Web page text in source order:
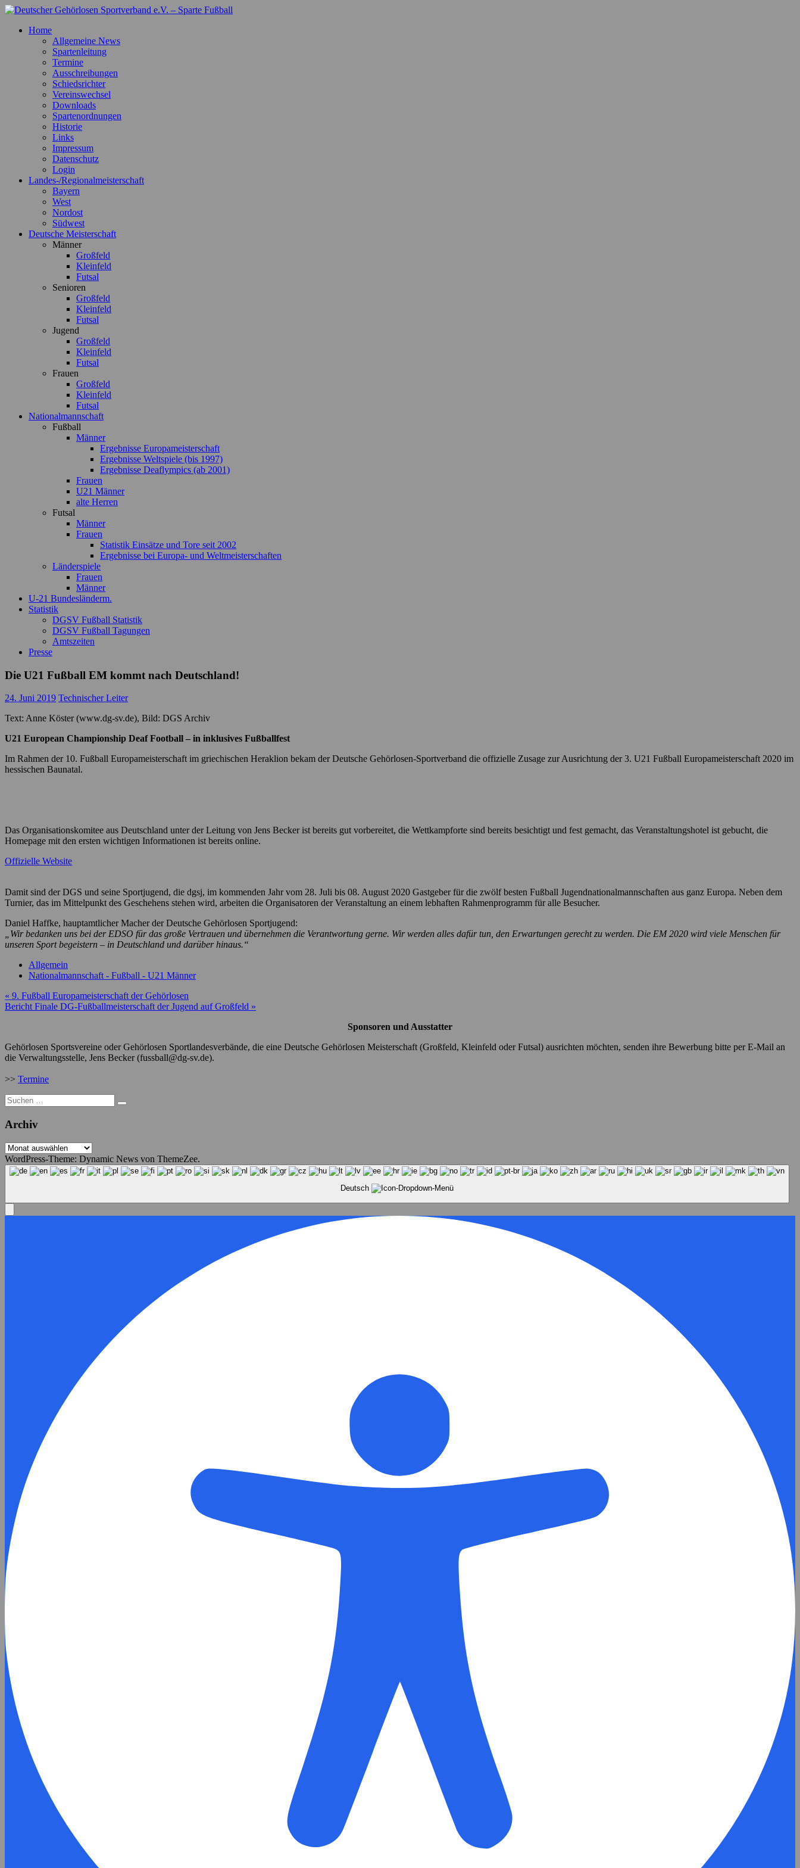
Zum
springen
Deutscher Gehörlosen Sportverband e.V. – Sparte Fußball
Offizielle Webseite der Sparte Fußball
Home
Allgemeine News
Spartenleitung
Termine
Ausschreibungen
Schiedsrichter
Vereinswechsel
Downloads
Spartenordnungen
Historie
Links
Impressum
Datenschutz
Login
Landes-/Regionalmeisterschaft
Bayern
West
Nordost
Südwest
Deutsche Meisterschaft
Männer
Großfeld
Kleinfeld
Futsal
Senioren
Großfeld
Kleinfeld
Futsal
Jugend
Großfeld
Kleinfeld
Futsal
Frauen
Großfeld
Kleinfeld
Futsal
Nationalmannschaft
Fußball
Männer
Ergebnisse Europameisterschaft
Ergebnisse Weltspiele (bis 1997)
Ergebnisse Deaflympics (ab 2001)
Frauen
U21 Männer
alte Herren
Futsal
Männer
Frauen
Statistik Einsätze und Tore seit 2002
Ergebnisse bei Europa- und Weltmeisterschaften
Länderspiele
Frauen
Männer
U-21 Bundesländerm.
Statistik
DGSV Fußball Statistik
DGSV Fußball Tagungen
Amtszeiten
Presse
Die U21 Fußball EM kommt nach Deutschland!
24. Juni 2019 Technischer Leiter
Text: Anne Köster (www.dg-sv.de), Bild: DGS Archiv
U21 European Championship Deaf Football – in inklusives Fußballfest
Im Rahmen der 10. Fußball Europameisterschaft im griechischen Heraklion bekam der Deutsche Gehörlosen-Sportverband die offizielle Zusage zur Ausrichtung der 3. U21 Fußball Europameisterschaft 2020 im
hessischen Baunatal.
Das Organisationskomitee aus Deutschland unter der Leitung von Jens Becker ist bereits gut vorbereitet, die Wettkampforte sind bereits besichtigt und fest gemacht, das Veranstaltungshotel ist gebucht, die
Homepage mit den ersten wichtigen Informationen ist bereits online.
Offizielle Website
Damit sind der DGS und seine Sportjugend, die dgsj, im kommenden Jahr vom 28. Juli bis 08. August 2020 Gastgeber für die zwölf besten Fußball Jugendnationalmannschaften aus ganz Europa. Neben dem
Turnier, das im Mittelpunkt des Geschehens stehen wird, arbeiten die Organisatoren der Veranstaltung an einem lebhaften Rahmenprogramm für alle Besucher.
Daniel Haffke, hauptamtlicher Macher der Deutsche Gehörlosen Sportjugend:
„Wir bedanken uns bei der EDSO für das große Vertrauen und übernehmen die Verantwortung gerne. Wir werden alles dafür tun, den Erwartungen gerecht zu werden. Die EM 2020 wird viele Menschen für
unseren Sport begeistern – in Deutschland und darüber hinaus.“
Allgemein
Nationalmannschaft - Fußball - U21 Männer
Beitragsnavigation
« 9. Fußball Europameisterschaft der Gehörlosen
Bericht Finale DG-Fußballmeisterschaft der Jugend auf Großfeld »
Sponsoren und Ausstatter
Gehörlosen Sportsvereine oder Gehörlosen Sportlandesverbände, die eine Deutsche Gehörlosen Meisterschaft (Großfeld, Kleinfeld oder Futsal) ausrichten möchten, senden ihre Bewerbung bitte per E-Mail an
die Verwaltungsstelle, Jens Becker (fussball@dg-sv.de).
>> Termine
Suche
nach:
Archiv
Archiv
WordPress-Theme: Dynamic News von ThemeZee.
Deutsch